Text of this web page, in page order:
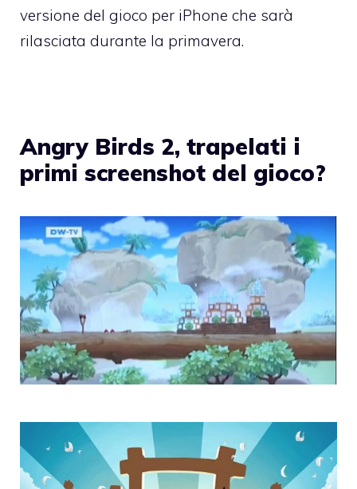
versione del gioco per iPhone che sarà
rilasciata durante la primavera.
Angry Birds 2, trapelati i
primi screenshot del gioco?